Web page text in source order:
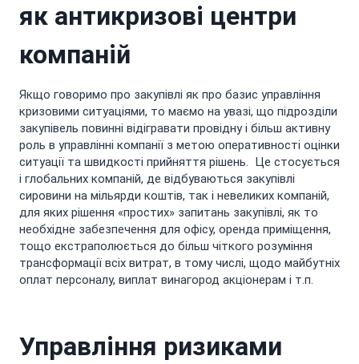
як антикризові центри
компаній
Якщо говоримо про закупівлі як про базис управління
кризовими ситуаціями, то маємо на увазі, що підрозділи
закупівель повинні відігравати провідну і більш активну
роль в управлінні компанії з метою оперативності оцінки
ситуації та швидкості прийняття рішень. Це стосується
і глобальних компаній, де відбуваються закупівлі
сировини на мільярди коштів, так і невеликих компаній,
для яких рішення «простих» запитань закупівлі, як то
необхідне забезпечення для офісу, оренда приміщення,
тощо екстраполюється до більш чіткого розуміння
трансформації всіх витрат, в тому числі, щодо майбутніх
оплат персоналу, виплат винагород акціонерам і т.п.
Управління ризиками